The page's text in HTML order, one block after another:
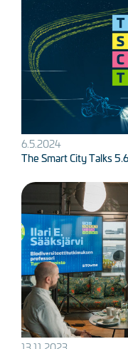
6.5.2024
The Smart City Talks
Kuva